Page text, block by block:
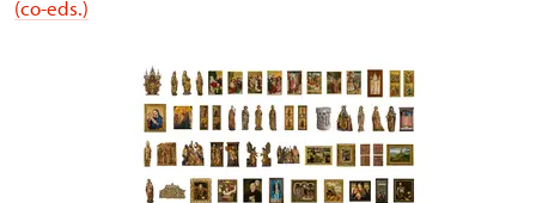
(co-eds.)